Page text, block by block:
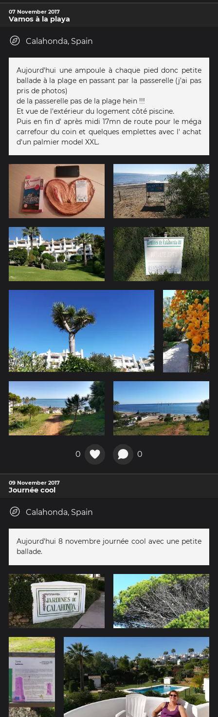
07 November 2017
Vamos à la playa
Calahonda, Spain
Aujourd'hui une ampoule à chaque pied donc petite
ballade à la plage en passant par la passerelle (j'ai pas
pris de photos)
de la passerelle pas de la plage hein !!!
Et vue de l'extérieur du logement côté piscine.
Puis en fin d' après midi 17mn de route pour le méga
carrefour du coin et quelques emplettes avec l' achat
d'un palmier model XXL.
0 0
09 November 2017
Journée cool
Calahonda, Spain
Aujourd'hui 8 novembre journée cool avec une petite
ballade.